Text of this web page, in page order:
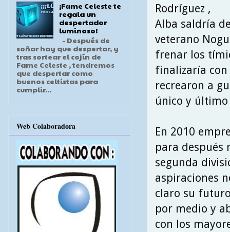
Rodríguez ,
Alba saldría
veterano
frenar los
finalizaría con
recrearon a
único y
En 2010
para después
segunda
aspiraciones
claro su
por medio y
con los
¡Fame Celeste te
regala un
despertador
luminoso!
- Después de
soñar hay que despertar, y
tras sortear el cojín de
Fame Celeste , tendremos
que despertar como
buenos celtistas para
cumplir...
Web Colaboradora